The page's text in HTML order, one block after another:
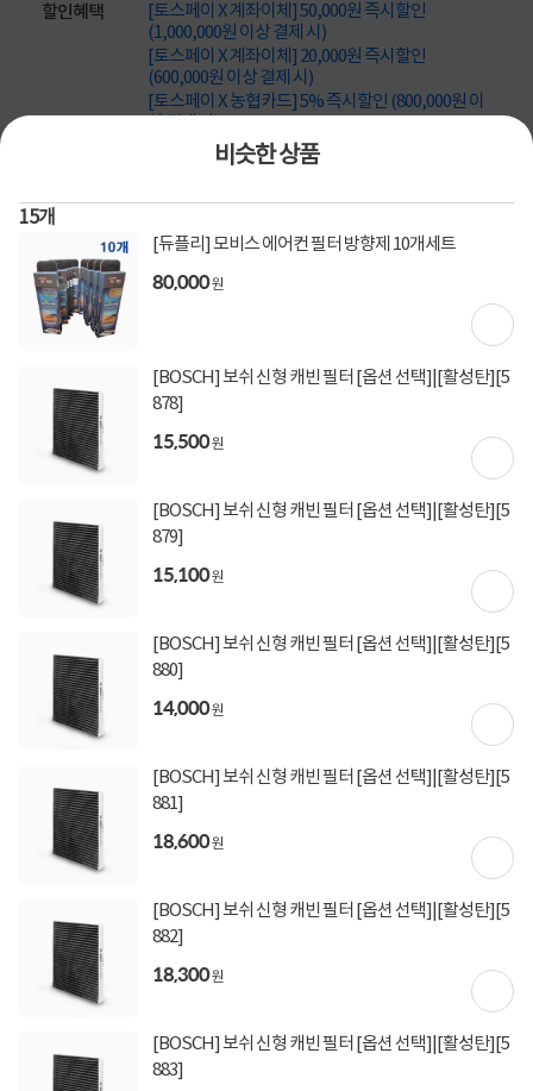
비슷한 상품
15개
[듀플리] 모비스 에어컨 필터 방향제 10개세트
80,000원
[BOSCH] 보쉬 신형 캐빈 필터 [옵션 선택]|[활성탄][5
878]
15,500원
[BOSCH] 보쉬 신형 캐빈 필터 [옵션 선택]|[활성탄][5
879]
15,100원
[BOSCH] 보쉬 신형 캐빈 필터 [옵션 선택]|[활성탄][5
880]
14,000원
[BOSCH] 보쉬 신형 캐빈 필터 [옵션 선택]|[활성탄][5
881]
18,600원
[BOSCH] 보쉬 신형 캐빈 필터 [옵션 선택]|[활성탄][5
882]
18,300원
[BOSCH] 보쉬 신형 캐빈 필터 [옵션 선택]|[활성탄][5
883]
할인혜택
[토스페이 X 계좌이체] 50,000원 즉시할인
(1,000,000원 이상 결제 시)
[토스페이 X 계좌이체] 20,000원 즉시할인
(600,000원 이상 결제 시)
[토스페이 X 농협카드] 5% 즉시할인 (800,000원 이
[토스페이 X 현대카드] 5% 즉시할인 (800,000원 이
결제혜택 5만원5% 포인트
적립금 20원 적립
배송정보
(제주,도서/산간 지역 추가비용)
상세정보
상세정보를